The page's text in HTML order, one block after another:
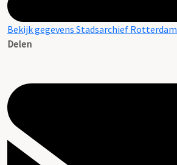
Bekijk gegevens Stadsarchief Rotterdam
Delen